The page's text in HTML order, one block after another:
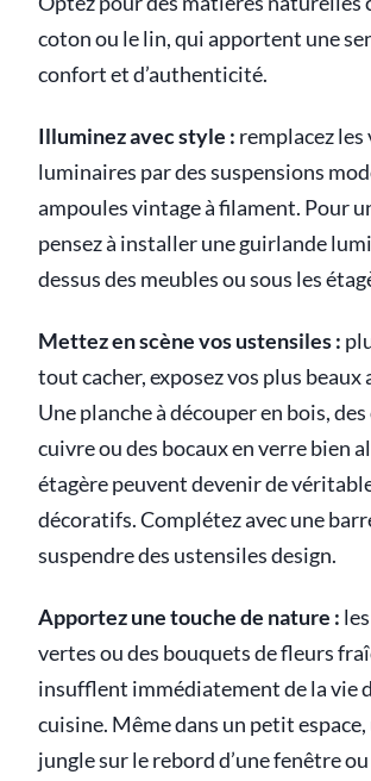
coton ou le lin, qui apportent une
confort et d’authenticité.
Illuminez avec style : remplacez les
luminaires par des suspensions
ampoules vintage à filament. Pour
pensez à installer une guirlande
dessus des meubles ou sous les
Mettez en scène vos ustensiles :
tout cacher, exposez vos plus beaux
Une planche à découper en bois,
cuivre ou des bocaux en verre bien
étagère peuvent devenir de
décoratifs. Complétez avec une
suspendre des ustensiles design.
Apportez une touche de nature :
vertes ou des bouquets de fleurs
insufflent immédiatement de la vie
cuisine. Même dans un petit
jungle sur le rebord d’une fenêtre